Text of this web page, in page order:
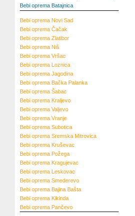
Bebi oprema Batajnica
Bebi oprema Novi Sad
Bebi oprema Čačak
Bebi oprema Zlatibor
Bebi oprema Niš
Bebi oprema Vršac
Bebi oprema Loznica
Bebi oprema Jagodina
Bebi oprema Bačka Palanka
Bebi oprema Šabac
Bebi oprema Kraljevo
Bebi oprema Valjevo
Bebi oprema Vranje
Bebi oprema Subotica
Bebi oprema Sremska Mitrovica
Bebi oprema Kruševac
Bebi oprema Požega
Bebi oprema Kragujevac
Bebi oprema Leskovac
Bebi oprema Smederevo
Bebi oprema Bajina Bašta
Bebi oprema Kikinda
Bebi oprema Pančevo